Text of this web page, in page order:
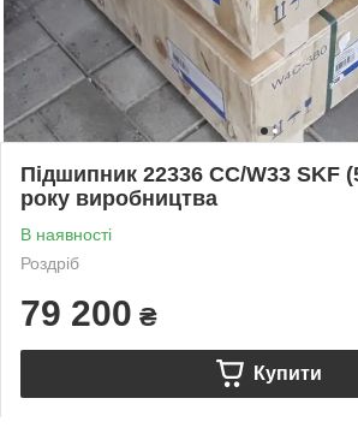
Підшипник 22336 CC/W33 SKF
року виробництва
В наявності
Роздріб
79 200 ₴
Купити